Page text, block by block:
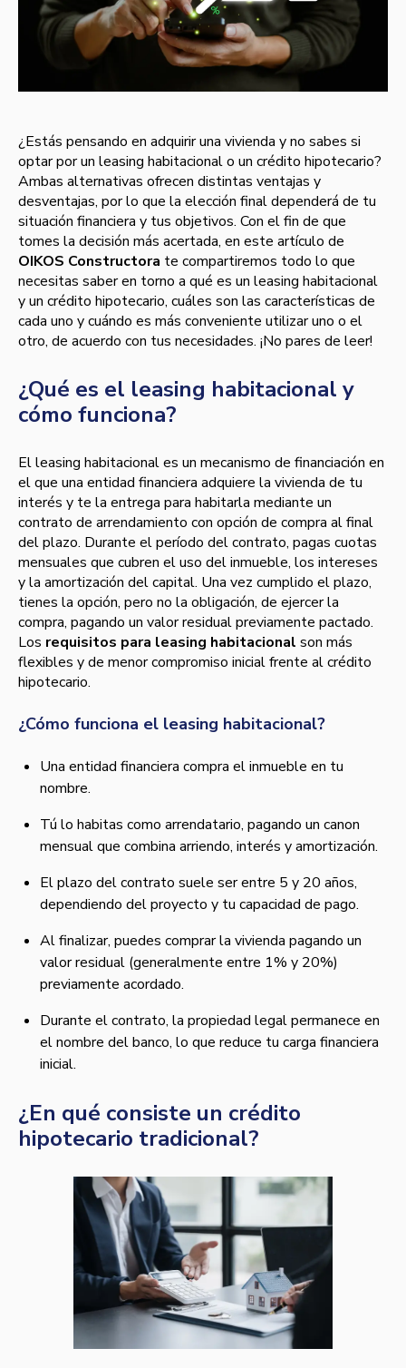
¿Estás pensando en adquirir una vivienda y no sabes si
optar por un leasing habitacional o un crédito hipotecario?
Ambas alternativas ofrecen distintas ventajas y
desventajas, por lo que la elección final dependerá de tu
situación financiera y tus objetivos. Con el fin de que
tomes la decisión más acertada, en este artículo de
OIKOS Constructora te compartiremos todo lo que
necesitas saber en torno a qué es un leasing habitacional
y un crédito hipotecario, cuáles son las características de
cada uno y cuándo es más conveniente utilizar uno o el
otro, de acuerdo con tus necesidades. ¡No pares de leer!
¿Qué es el leasing habitacional y
cómo funciona?
El leasing habitacional es un mecanismo de financiación en
el que una entidad financiera adquiere la vivienda de tu
interés y te la entrega para habitarla mediante un
contrato de arrendamiento con opción de compra al final
del plazo. Durante el período del contrato, pagas cuotas
mensuales que cubren el uso del inmueble, los intereses
y la amortización del capital. Una vez cumplido el plazo,
tienes la opción, pero no la obligación, de ejercer la
compra, pagando un valor residual previamente pactado.
Los requisitos para leasing habitacional son más
flexibles y de menor compromiso inicial frente al crédito
hipotecario.
¿Cómo funciona el leasing habitacional?
Una entidad financiera compra el inmueble en tu
nombre.
Tú lo habitas como arrendatario, pagando un canon
mensual que combina arriendo, interés y amortización.
El plazo del contrato suele ser entre 5 y 20 años,
dependiendo del proyecto y tu capacidad de pago.
Al finalizar, puedes comprar la vivienda pagando un
valor residual (generalmente entre 1% y 20%)
previamente acordado.
Durante el contrato, la propiedad legal permanece en
el nombre del banco, lo que reduce tu carga financiera
inicial.
¿En qué consiste un crédito
hipotecario tradicional?